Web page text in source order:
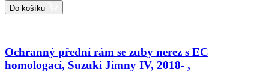
Do košíku
Ochranný přední rám se zuby nerez s EC
homologací, Suzuki Jimny IV, 2018- ,